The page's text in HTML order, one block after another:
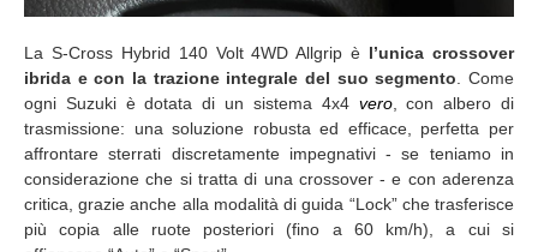
La S-Cross Hybrid 140 Volt 4WD Allgrip è l’unica crossover
ibrida e con la trazione integrale del suo segmento . Come
ogni Suzuki è dotata di un sistema 4x4 vero, con albero di
trasmissione: una soluzione robusta ed efficace, perfetta per
affrontare sterrati discretamente impegnativi - se teniamo in
considerazione che si tratta di una crossover - e con aderenza
critica, grazie anche alla modalità di guida “Lock” che trasferisce
più copia alle ruote posteriori (fino a 60 km/h), a cui si